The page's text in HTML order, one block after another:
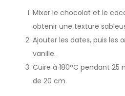
Mixer le chocolat et le
obtenir une texture
Ajouter les dates, puis les
vanille.
Cuire à 180°C pendant
de 20 cm.